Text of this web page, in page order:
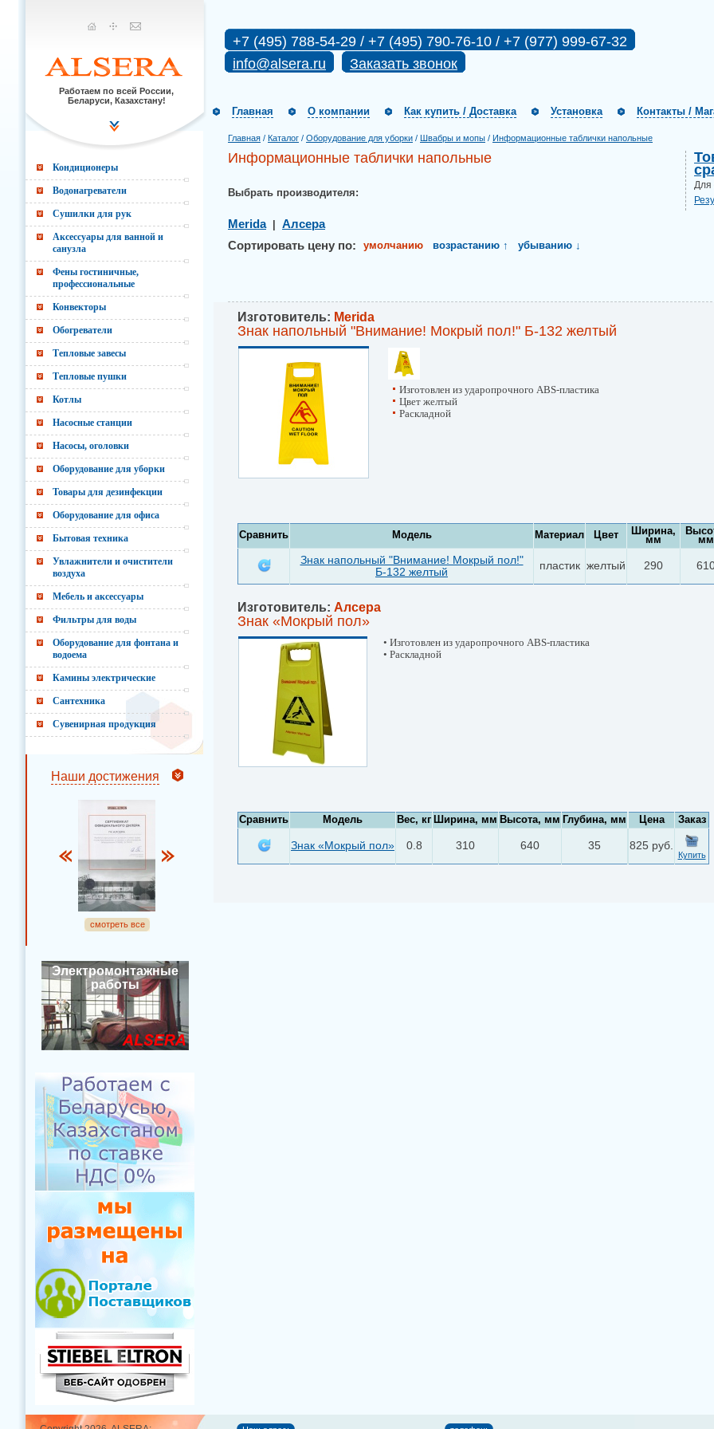
Работаем по всей России,
Беларуси, Казахстану!
+7 (495) 788-54-29 / +7 (495) 790-76-10 / +7 (977) 999-67-32
info@alsera.ru
Заказать звонок
Главная О компании Как купить / Доставка Установка Контакты /
Главная / Каталог / Оборудование для уборки / Швабры и мопы / Информационные таблички напольные
Для
Информационные таблички напольные
Выбрать производителя:
Merida| Алсера
Сортировать цену по:
умолчанию возрастанию ↑ убыванию ↓
Изготовитель: Merida
Знак напольный "Внимание! Мокрый пол!" Б-132 желтый
Изготовлен из ударопрочного АВS-пластика
Цвет желтый
Раскладной
Сравнить Модель Материал Цвет Ширина,
мм мм
Знак напольный "Внимание! Мокрый пол!"
Б-132 желтый
пластик желтый 290
Изготовитель: Алсера
Знак «Мокрый пол»
• Изготовлен из ударопрочного АВS-пластика
• Раскладной
Сравнить Модель Вес, кг Ширина, мм Высота, мм Глубина, мм Цена Заказ
Знак «Мокрый пол» 0.8 310 640 35 825 руб.
Купить
Кондиционеры
Водонагреватели
Сушилки для рук
Аксессуары для ванной и
санузла
Фены гостиничные,
профессиональные
Конвекторы
Обогреватели
Тепловые завесы
Тепловые пушки
Котлы
Насосные станции
Насосы, оголовки
Оборудование для уборки
Товары для дезинфекции
Оборудование для офиса
Бытовая техника
Увлажнители и очистители
воздуха
Мебель и аксессуары
Фильтры для воды
Оборудование для фонтана и
водоема
Камины электрические
Сантехника
Сувенирная продукция
Наши достижения
смотреть все
Электромонтажные
работы